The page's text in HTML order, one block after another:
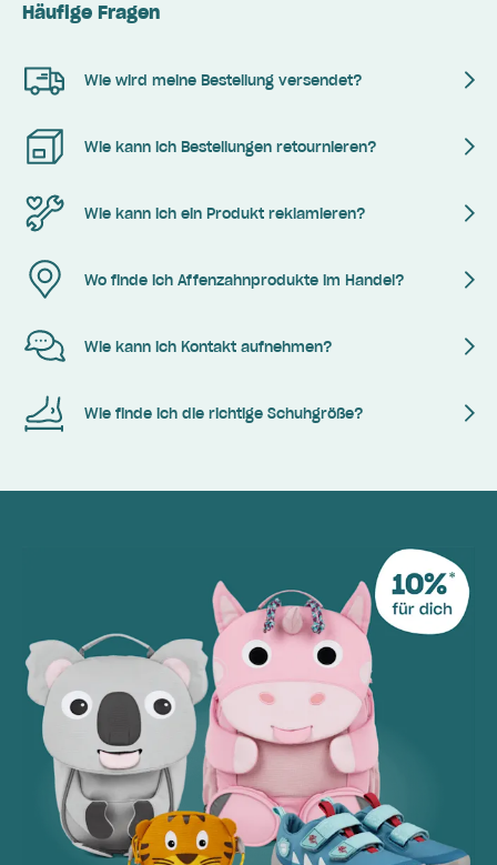
Häufige Fragen
Wie wird meine Bestellung versendet?
Wie kann ich Bestellungen retournieren?
Wie kann ich ein Produkt reklamieren?
Wo finde ich Affenzahnprodukte im Handel?
Wie kann ich Kontakt aufnehmen?
Wie finde ich die richtige Schuhgröße?